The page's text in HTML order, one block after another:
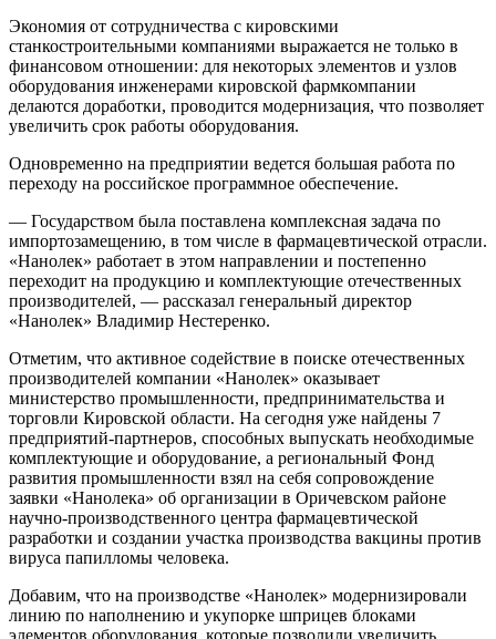
Экономия от сотрудничества с кировскими
станкостроительными компаниями выражается не только в
финансовом отношении: для некоторых элементов и узлов
оборудования инженерами кировской фармкомпании
делаются доработки, проводится модернизация, что позволяет
увеличить срок работы оборудования.
Одновременно на предприятии ведется большая работа по
переходу на российское программное обеспечение.
— Государством была поставлена комплексная задача по
импортозамещению, в том числе в фармацевтической отрасли.
«Нанолек» работает в этом направлении и постепенно
переходит на продукцию и комплектующие отечественных
производителей, — рассказал генеральный директор
«Нанолек» Владимир Нестеренко.
Отметим, что активное содействие в поиске отечественных
производителей компании «Нанолек» оказывает
министерство промышленности, предпринимательства и
торговли Кировской области. На сегодня уже найдены 7
предприятий-партнеров, способных выпускать необходимые
комплектующие и оборудование, а региональный Фонд
развития промышленности взял на себя сопровождение
заявки «Нанолека» об организации в Оричевском районе
научно-производственного центра фармацевтической
разработки и создании участка производства вакцины против
вируса папилломы человека.
Добавим, что на производстве «Нанолек» модернизировали
линию по наполнению и укупорке шприцев блоками
элементов оборудования, которые позволили увеличить